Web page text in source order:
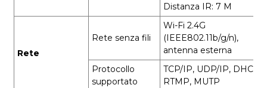
Distanza IR: 7 M
Rete
Rete senza fili
Wi-Fi 2.4G
(IEEE802.11b/g/n),
antenna esterna
Protocollo
supportato
TCP/IP, UDP/IP, DHCP,
RTMP, MUTP